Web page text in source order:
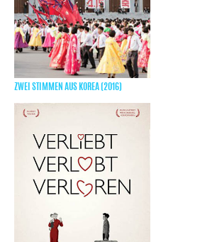
ZWEI STIMMEN AUS KOREA (2016)